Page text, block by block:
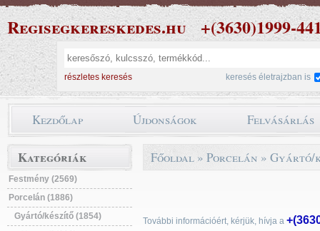
Regisegkereskedes.hu +(3630)1999-
részletes keresés keresés életrajzban is
Kezdőlap Újdonságok Felvásárlás
Kategóriák
Festmény (2569)
Porcelán (1886)
Gyártó/készítő (1854)
Főoldal » Porcelán » Gyártó/
További információért, kérjük, hívja a